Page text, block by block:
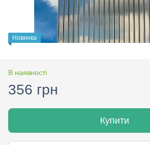
Новинка
В наявності
356 грн
Купити